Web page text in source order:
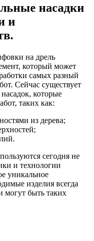
насадки
и
на дрель
который может
самых разный
Сейчас существует
которые
таких как:
из дерева;
сегодня не
и технологии
уникальное
изделия всегда
могут быть таких